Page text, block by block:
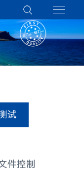
试
件控制